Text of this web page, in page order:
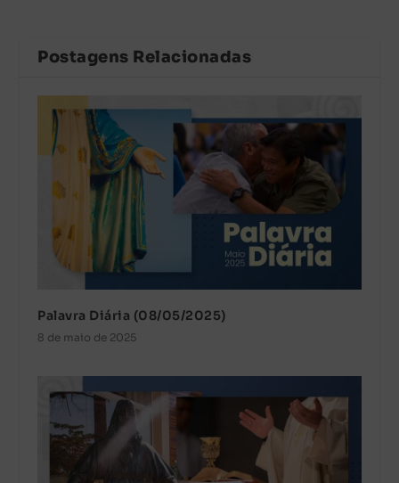
Postagens Relacionadas
Palavra Diária (08/05/2025)
8 de maio de 2025